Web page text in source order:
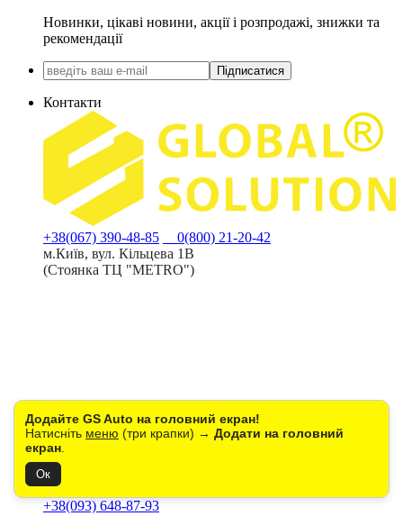
Додайте GS Auto на головний екран!
Натисніть меню (три крапки) → Додати на головний
екран
Ок
Новинки, цікаві новини, акції і розпродажі, знижки та
рекомендації
Підписатися
Контакти
+38(067) 390-48-85
0(800) 21-20-42
м.Київ, вул. Кільцева 1В
(Стоянка ТЦ "METRO")
Пн-Пт: з 9:00 до 18:00
Сб: з 10:00 до 16:00
Нд: вихідний
sales@gs.kh.ua
СТО
+38(093) 648-87-93